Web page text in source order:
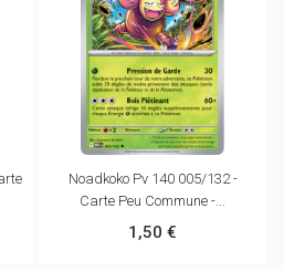
Noadkoko Pv 140 005/132 -
Carte Peu Commune -...
1,50 €